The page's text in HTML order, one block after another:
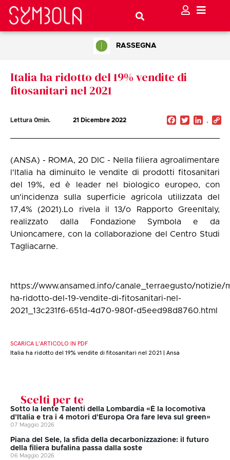
RASSEGNA
Italia ha ridotto del 19% vendite di
fitosanitari nel 2021
Lettura 0min. 21 Dicembre 2022 Facebook
Twitter
(ANSA) - ROMA, 20 DIC - Nella filiera agroalimentare
l'Italia ha diminuito le vendite di prodotti fitosanitari
del 19%, ed è leader nel biologico europeo, con
un'incidenza sulla superficie agricola utilizzata del
17,4% (2021).Lo rivela il 13/o Rapporto GreenItaly,
realizzato dalla Fondazione Symbola e da
Unioncamere, con la collaborazione del Centro Studi
Tagliacarne.
https://www.ansamed.info/canale_terraegusto/
ha-ridotto-del-19-vendite-di-fitosanitari-nel-
2021_13c231f6-651d-4d70-980f-d5eed98d8760.html
SCARICA L’ARTICOLO IN PDF
Italia ha ridotto del 19% vendite di fitosanitari nel 2021 | Ansa
Scelti per te
Sotto la lente Talenti della Lombardia «È la locomotiva
d’Italia e tra i 4 motori d’Europa Ora fare leva sul green»
07 Maggio 2026
Piana del Sele, la sfida della decarbonizzazione: il futuro
della filiera bufalina passa dalla soste
06 Maggio 2026